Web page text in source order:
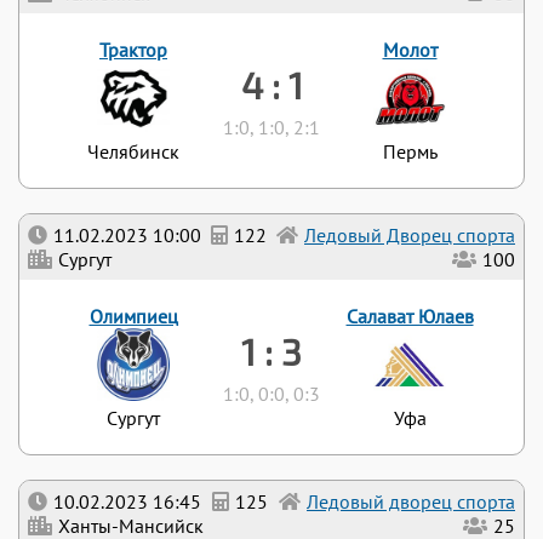
10.02.2023 16:45 125
Ледовый дворец спорта
Ханты-Мансийск
25
11.02.2023 10:00 122
Ледовый Дворец спорта
Сургут
100
Олимпиец
Сургут
1 : 3
1:0, 0:0, 0:3
Салават Юлаев
Уфа
Трактор
Челябинск
4 : 1
1:0, 1:0, 2:1
Молот
Пермь